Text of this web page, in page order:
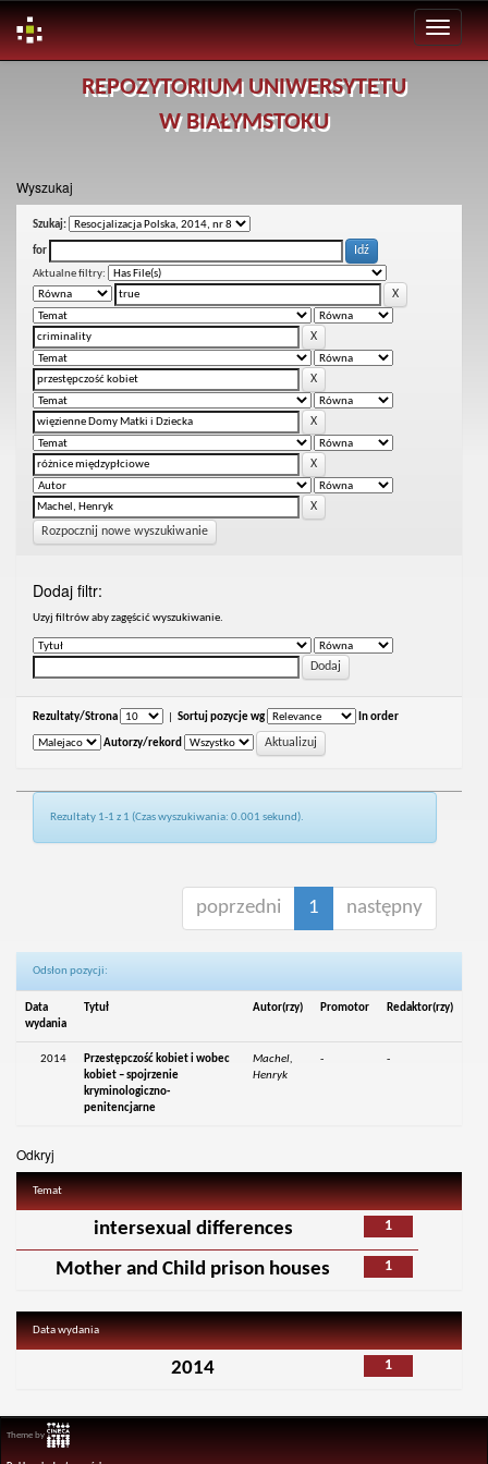
REPOZYTORIUM UNIWERSYTETU
W BIAŁYMSTOKU
Wyszukaj
Szukaj:
for
Aktualne filtry:
Rozpocznij nowe wyszukiwanie
Dodaj filtr:
Uzyj filtrów aby zagęścić wyszukiwanie.
Rezultaty/Strona Sortuj pozycje wg In order
Autorzy/rekord
Rezultaty 1-1 z 1 (Czas wyszukiwania: 0.001 sekund).
poprzedni 1 następny
Odsłon pozycji:
Data
wydania
Tytuł Autor(rzy) Promotor Redaktor(rzy)
2014
Przestępczość kobiet i wobec
kobiet – spojrzenie
kryminologiczno-
penitencjarne
Machel,
Henryk
- -
Odkryj
Temat
1
intersexual differences
1
Mother and Child prison houses
Data wydania
1
2014
Theme by